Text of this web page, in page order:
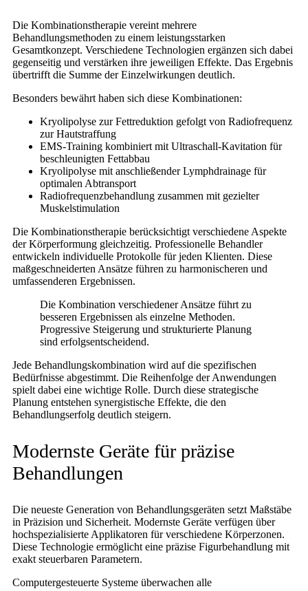
Die Kombinationstherapie vereint mehrere
Behandlungsmethoden zu einem leistungsstarken
Gesamtkonzept. Verschiedene Technologien ergänzen sich dabei
gegenseitig und verstärken ihre jeweiligen Effekte. Das Ergebnis
übertrifft die Summe der Einzelwirkungen deutlich.
Besonders bewährt haben sich diese Kombinationen:
Kryolipolyse zur Fettreduktion gefolgt von Radiofrequenz
zur Hautstraffung
EMS-Training kombiniert mit Ultraschall-Kavitation für
beschleunigten Fettabbau
Kryolipolyse mit anschließender Lymphdrainage für
optimalen Abtransport
Radiofrequenzbehandlung zusammen mit gezielter
Muskelstimulation
Die Kombinationstherapie berücksichtigt verschiedene Aspekte
der Körperformung gleichzeitig. Professionelle Behandler
entwickeln individuelle Protokolle für jeden Klienten. Diese
maßgeschneiderten Ansätze führen zu harmonischeren und
umfassenderen Ergebnissen.
Die Kombination verschiedener Ansätze führt zu
besseren Ergebnissen als einzelne Methoden.
Progressive Steigerung und strukturierte Planung
sind erfolgsentscheidend.
Jede Behandlungskombination wird auf die spezifischen
Bedürfnisse abgestimmt. Die Reihenfolge der Anwendungen
spielt dabei eine wichtige Rolle. Durch diese strategische
Planung entstehen synergistische Effekte, die den
Behandlungserfolg deutlich steigern.
Modernste Geräte für präzise
Behandlungen
Die neueste Generation von Behandlungsgeräten setzt Maßstäbe
in Präzision und Sicherheit. Modernste Geräte verfügen über
hochspezialisierte Applikatoren für verschiedene Körperzonen.
Diese Technologie ermöglicht eine präzise Figurbehandlung mit
exakt steuerbaren Parametern.
Computergesteuerte Systeme überwachen alle